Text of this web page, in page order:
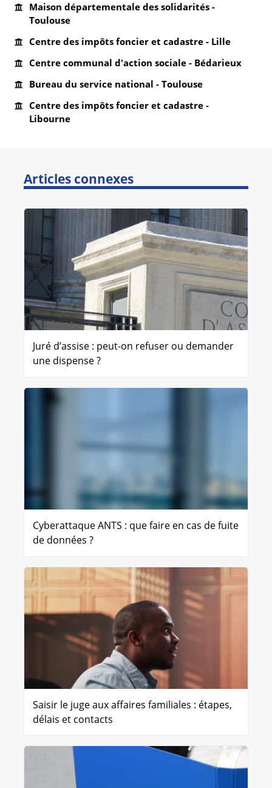
Maison départementale des solidarités -
Toulouse
Centre des impôts foncier et cadastre - Lille
Centre communal d'action sociale - Bédarieux
Bureau du service national - Toulouse
Centre des impôts foncier et cadastre -
Libourne
Articles connexes
Juré d’assise : peut-on refuser ou demander
une dispense ?
Cyberattaque ANTS : que faire en cas de fuite
de données ?
Saisir le juge aux affaires familiales : étapes,
délais et contacts